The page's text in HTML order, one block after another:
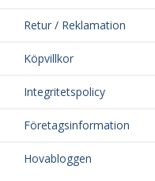
Retur / Reklamation
Köpvillkor
Integritetspolicy
Företagsinformation
Hovabloggen